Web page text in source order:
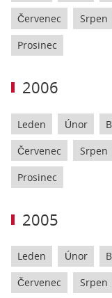
Červenec Srpen
Prosinec
2006
Leden Únor
Červenec Srpen
Prosinec
2005
Leden Únor
Červenec Srpen